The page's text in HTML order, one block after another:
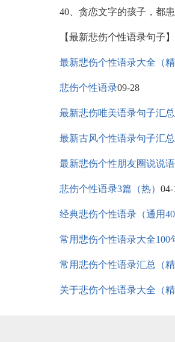
40、贪恋文字的孩子，都
【最新悲伤个性语录句子
最新悲伤个性语录大全（精
悲伤个性语录09-28
最新悲伤唯美语录句子汇
最新古风个性语录句子汇总
最新悲伤个性朋友圈说说语
悲伤个性语录3篇（热） 04-
经典悲伤个性语录（通用40
常用悲伤个性语录大全100
常用悲伤个性语录汇总（精
关于悲伤个性语录大全（精